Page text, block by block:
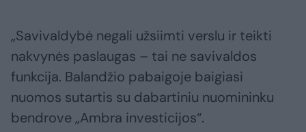
„Savivaldybė negali užsiimti verslu ir teikti
nakvynės paslaugas – tai ne savivaldos
funkcija. Balandžio pabaigoje baigiasi
nuomos sutartis su dabartiniu nuomininku
bendrove „Ambra investicijos“.